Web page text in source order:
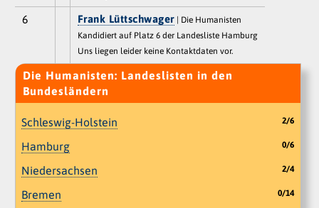
6 Frank Lüttschwager| Die Humanisten
Kandidiert auf Platz 6 der Landesliste Hamburg
Uns liegen leider keine Kontaktdaten vor.
Die Humanisten: Landeslisten in den
Bundesländern
Schleswig-Holstein 2/6
Hamburg 0/6
Niedersachsen 2/4
Bremen 0/14